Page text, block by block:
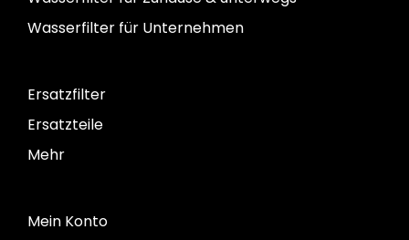
Wasserfilter für Unternehmen
Ersatzfilter
Ersatzteile
Mehr
Mein Konto